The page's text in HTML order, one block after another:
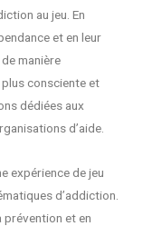
au jeu. En
et en leur
manière
consciente et
dédiées aux
d’aide.
expérience de jeu
d’addiction.
prévention et en